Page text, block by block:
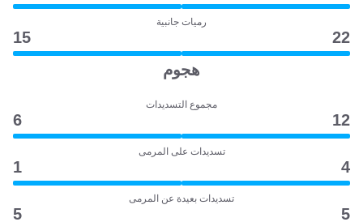
رميات جانبية
22
15
هجوم
مجموع التسديدات
12
6
تسديدات على المرمى
4
1
تسديدات بعيدة عن المرمى
5
5